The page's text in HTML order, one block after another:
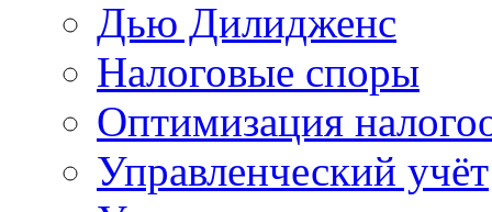
Дью Дилидженс
Налоговые споры
Оптимизация
Управленческий учёт